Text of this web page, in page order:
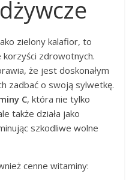
zielony kalafior, to
zdrowotnych.
że jest doskonałym
zadbać o swoją sylwetkę.
C, która nie tylko
także działa jako
szkodliwe wolne
cenne witaminy: